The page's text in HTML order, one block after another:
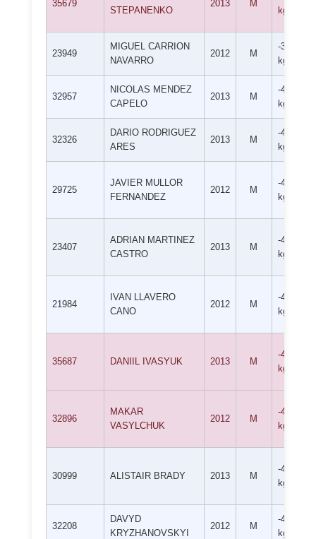
35679
STEPANENKO
2013 M
kg
23949
MIGUEL CARRION
NAVARRO
2012 M
-38
kg
32957
NICOLAS MENDEZ
CAPELO
2013 M
-42
kg
32326
DARIO RODRIGUEZ
ARES
2013 M
-42
kg
29725
JAVIER MULLOR
FERNANDEZ
2012 M
-42
kg
23407
ADRIAN MARTINEZ
CASTRO
2013 M
-42
kg
21984
IVAN LLAVERO
CANO
2012 M
-42
kg
35687 DANIIL IVASYUK 2013 M
-42
kg
32896
MAKAR
VASYLCHUK
2012 M
-42
kg
30999 ALISTAIR BRADY 2013 M
-42
kg
32208
DAVYD
KRYZHANOVSKYI
2012 M
-42
kg